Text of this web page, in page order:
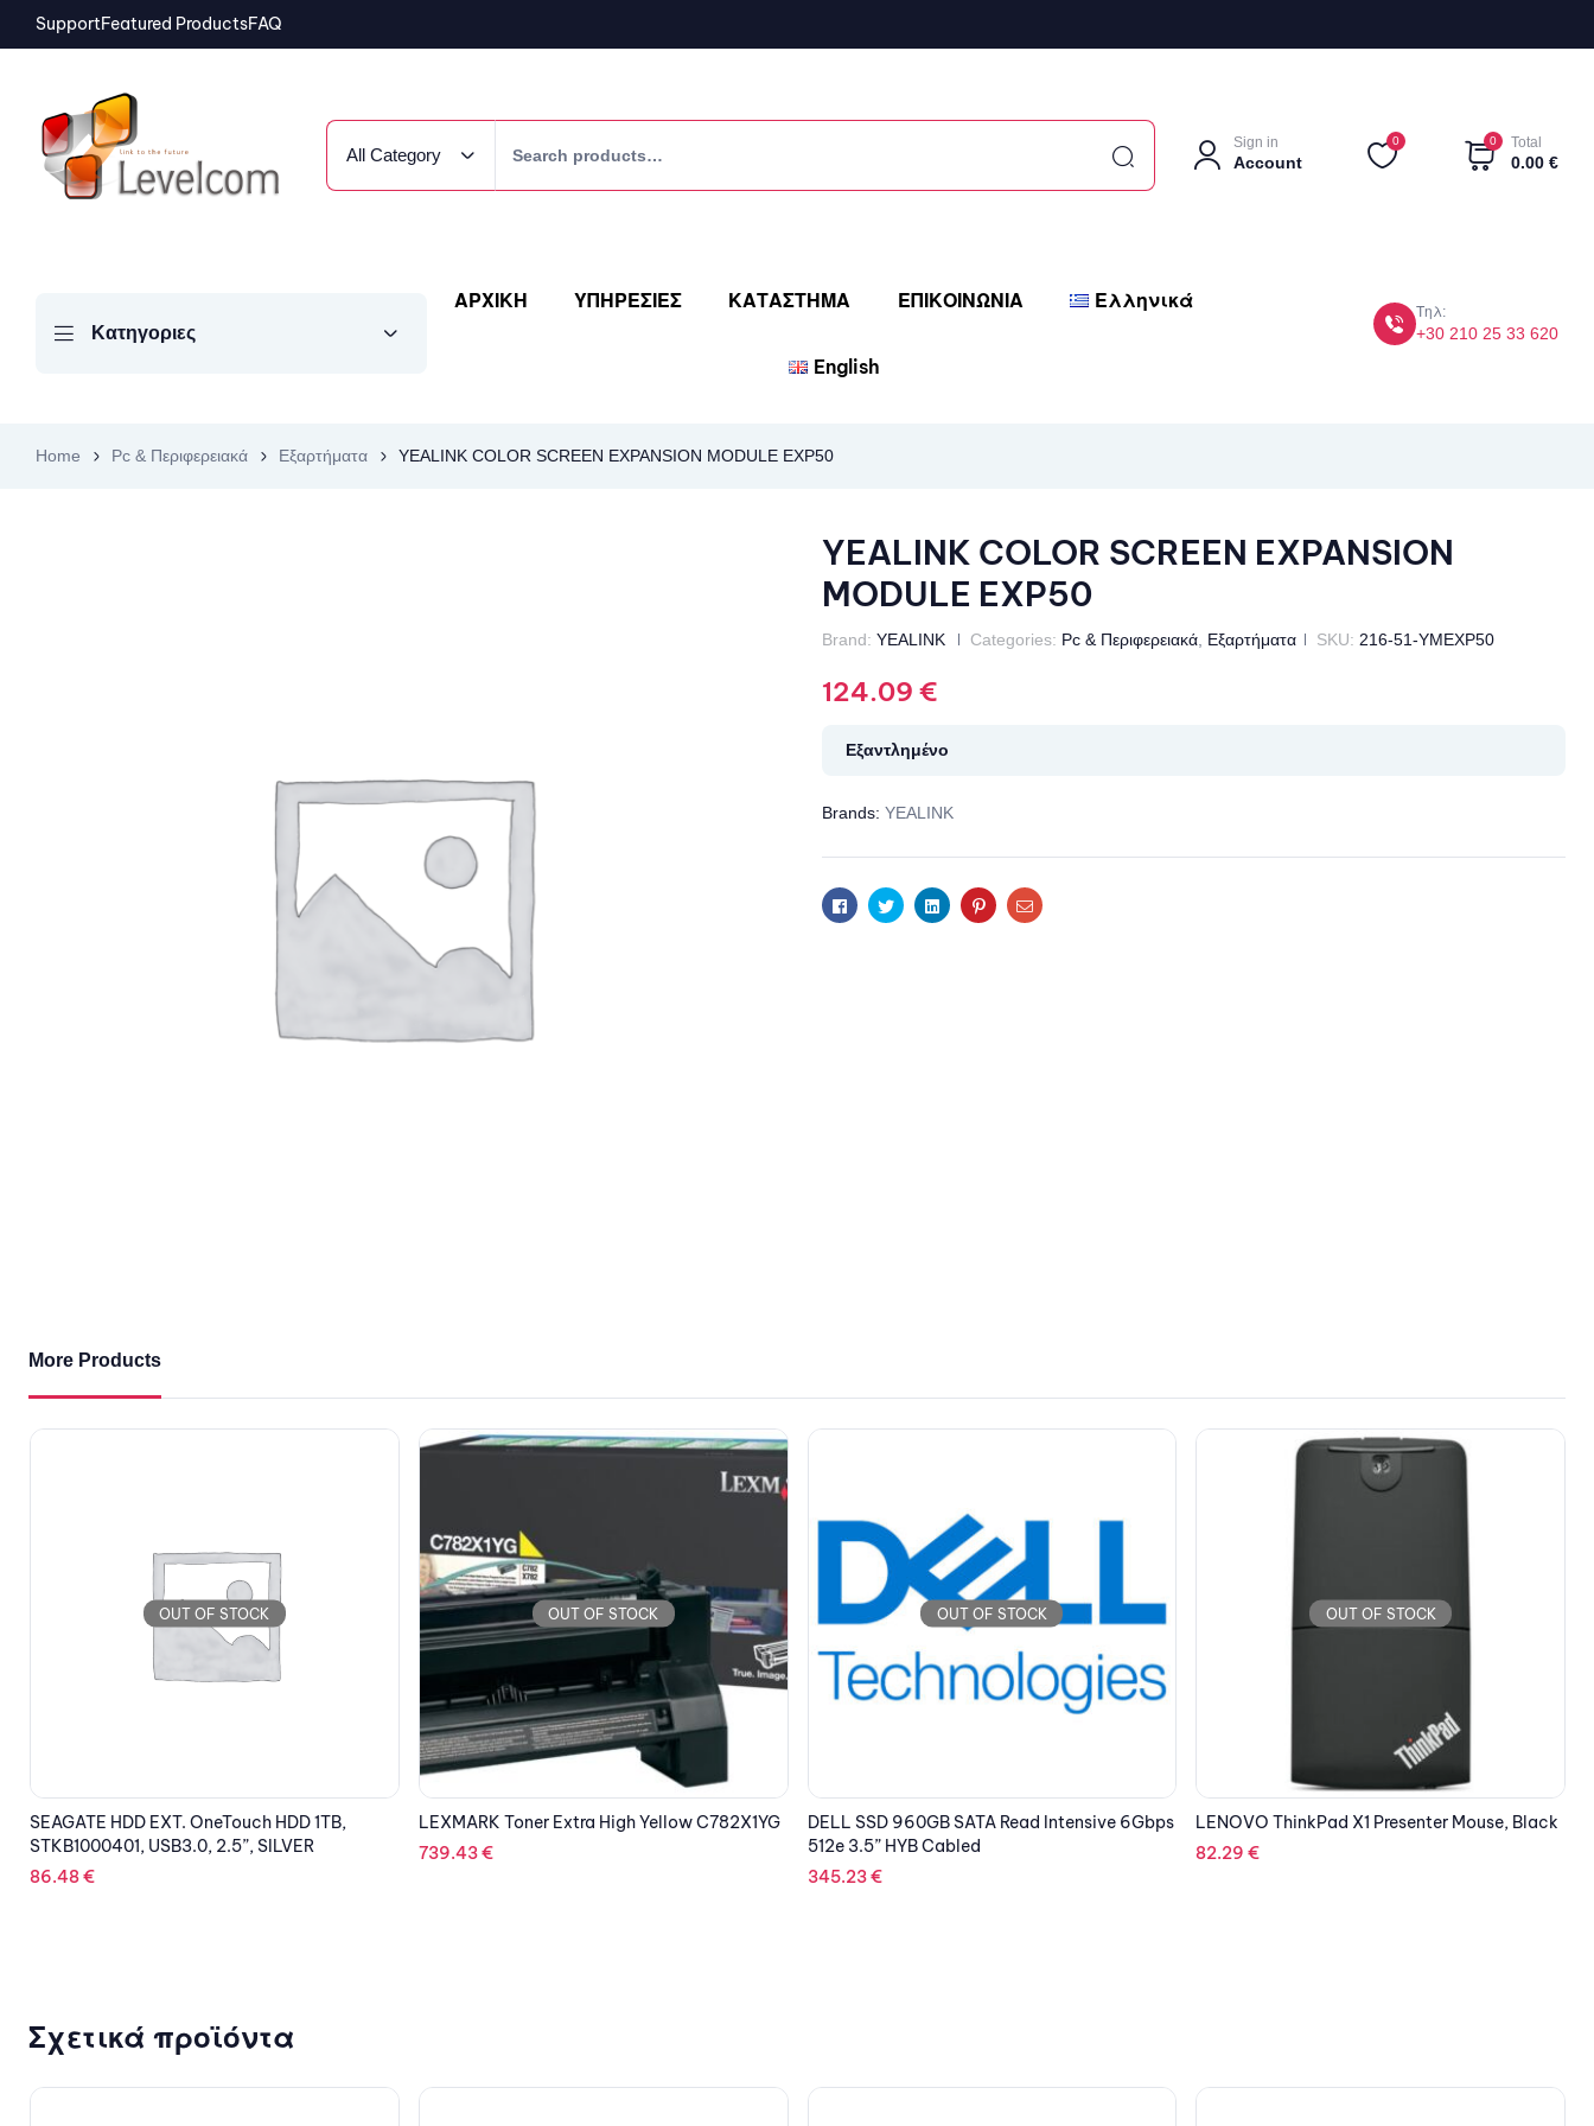
SupportFeatured ProductsFAQ
All Category
Sign in
Account
0 0 Total
0.00 €
Κατηγοριες
ΑΡΧΙΚΗ ΥΠΗΡΕΣΙΕΣ ΚΑΤΑΣΤΗΜΑ ΕΠΙΚΟΙΝΩΝΙΑ Ελληνικά
English
Τηλ:
+30 210 25 33 620
Home Pc & Περιφερειακά Εξαρτήματα YEALINK COLOR SCREEN EXPANSION MODULE EXP50
YEALINK COLOR SCREEN EXPANSION
MODULE EXP50
Brand: YEALINK Categories: Pc & Περιφερειακά, Εξαρτήματα SKU: 216-51-YMEXP50
124.09 €
Εξαντλημένο
Brands: YEALINK
FacebookTwitterLinkedinPinterestEmail
More Products
OUT OF STOCK
LEXMARK Toner Extra High Yellow C782X1YG
739.43€
OUT OF STOCK
DELL SSD 960GB SATA Read Intensive 6Gbps
512e 3.5” HYB Cabled
OUT OF STOCK
LENOVO ThinkPad X1 Presenter Mouse, Black
82.29€
OUT OF STOCK
EPSON Paper Value Glossy Photo
C13S400035
Σχετικά προϊόντα